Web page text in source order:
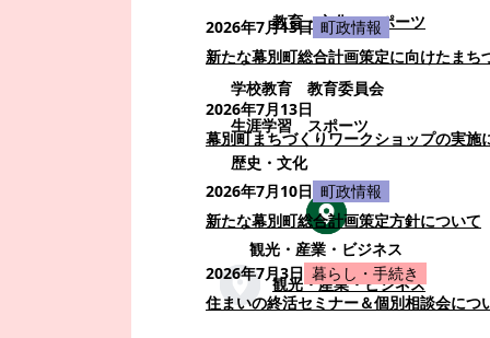
教育・文化・スポーツ
学校教育
教育委員会
生涯学習
スポーツ
歴史・文化
観光・産業・ビジネス
観光・産業・ビジネス
2026年7月13日 町政情報
新たな幕別町総合計画策定に向けたまち
2026年7月13日
幕別町まちづくりワークショップの実施
2026年7月10日 町政情報
新たな幕別町総合計画策定方針について
2026年7月3日 暮らし・手続き
住まいの終活セミナー＆個別相談会につ